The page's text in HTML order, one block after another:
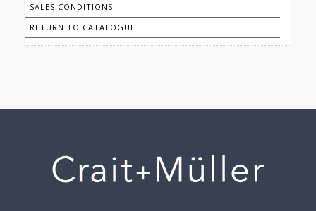
SALES CONDITIONS
RETURN TO CATALOGUE